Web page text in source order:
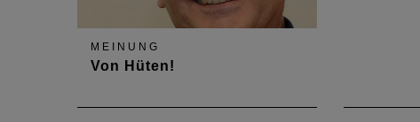
MEINUNG
Von Hüten!